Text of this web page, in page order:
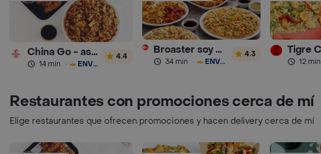
China Go - asiatica
14 min · ENVÍO GRATIS
4.4
Broaster soy Sabor Pollo Asado y Comida China
34 min · ENVÍO GRATIS
4.3
12 min
Restaurantes con promociones cerca de mí
Elige restaurantes que ofrecen promociones y hacen delivery cerca de mí